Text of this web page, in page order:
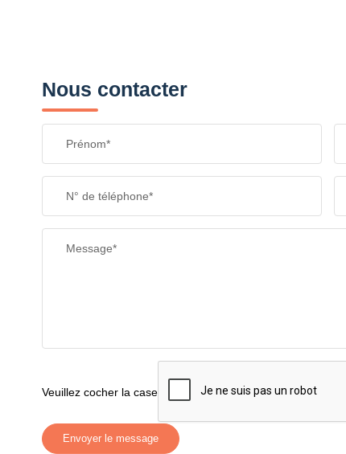
Nous contacter
Prénom*
N° de téléphone*
Message*
Veuillez cocher la case
Envoyer le message